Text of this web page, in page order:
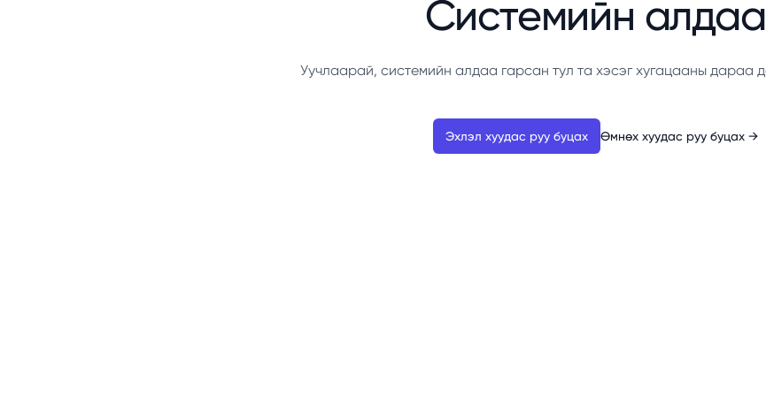
Системийн алдаа
Уучлаарай, системийн алдаа гарсан тул та хэсэг хугацааны дараа
Эхлэл хуудас руу буцах Өмнөх хуудас руу буцах →